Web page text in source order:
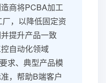
商将PCBA加工
，以降低固定资
提升产品一致
自动化领域
求、典型产品模
，帮助B端客户